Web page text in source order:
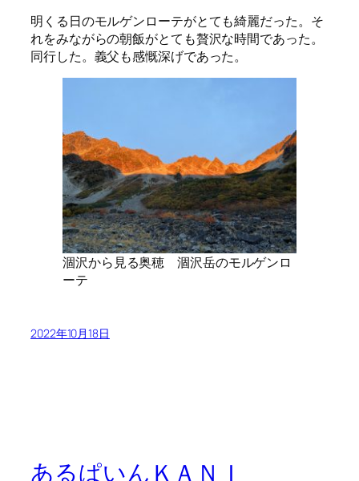
明くる日のモルゲンローテがとても綺麗だった。そ
れをみながらの朝飯がとても贅沢な時間であった。
同行した。義父も感慨深げであった。
涸沢から見る奥穂 涸沢岳のモルゲンロ
ーテ
2022年10月18日
あるぱいんＫＡＮＩ